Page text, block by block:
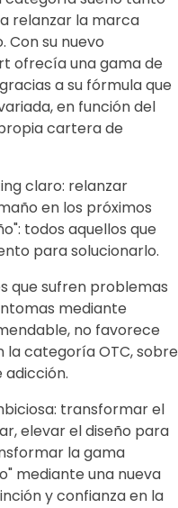
relanzar la marca
su nuevo
ofrecía una gama de
a su fórmula que
en función del
cartera de
claro: relanzar
en los próximos
todos aquellos que
para solucionarlo.
que sufren problemas
mediante
no favorece
la categoría OTC, sobre
transformar el
elevar el diseño para
la gama
mediante una nueva
y confianza en la